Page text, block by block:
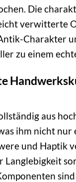
Die
verwitterte
Charakter
zu einem
aus
ihm nicht nur
und Haptik
Langlebigkeit